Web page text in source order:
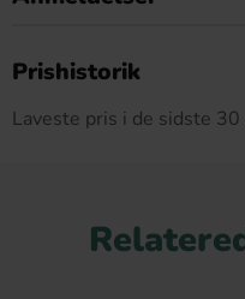
Prishistorik
Laveste pris i de sidste